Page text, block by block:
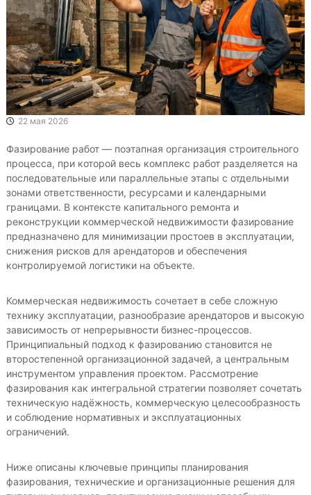
22 мая 2026
Фазирование работ — поэтапная организация строительного
процесса, при которой весь комплекс работ разделяется на
последовательные или параллельные этапы с отдельными
зонами ответственности, ресурсами и календарными
границами. В контексте капитального ремонта и
реконструкции коммерческой недвижимости фазирование
предназначено для минимизации простоев в эксплуатации,
снижения рисков для арендаторов и обеспечения
контролируемой логистики на объекте.
Коммерческая недвижимость сочетает в себе сложную
технику эксплуатации, разнообразие арендаторов и высокую
зависимость от непрерывности бизнес-процессов.
Принципиальный подход к фазированию становится не
второстепенной организационной задачей, а центральным
инструментом управления проектом. Рассмотрение
фазирования как интегральной стратегии позволяет сочетать
техническую надёжность, коммерческую целесообразность
и соблюдение нормативных и эксплуатационных
ограничений.
Ниже описаны ключевые принципы планирования
фазирования, технические и организационные решения для